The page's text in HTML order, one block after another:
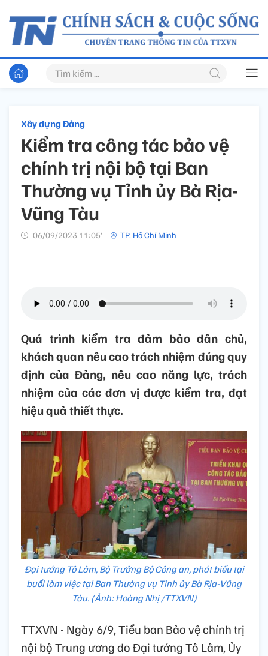
Xây dựng Đảng
Kiểm tra công tác bảo vệ
chính trị nội bộ tại Ban
Thường vụ Tỉnh ủy Bà Rịa-
Vũng Tàu
06/09/2023 11:05’ TP. Hồ Chí Minh
Quá trình kiểm tra đảm bảo dân chủ,
khách quan nêu cao trách nhiệm đúng quy
định của Đảng, nêu cao năng lực, trách
nhiệm của các đơn vị được kiểm tra, đạt
hiệu quả thiết thực.
Đại tướng Tô Lâm, Bộ Trưởng Bộ Công an, phát biểu tại
buổi làm việc tại Ban Thường vụ Tỉnh ủy Bà Rịa-Vũng
Tàu. (Ảnh: Hoàng Nhị /TTXVN)
TTXVN - Ngày 6/9, Tiểu ban Bảo vệ chính trị
nội bộ Trung ương do Đại tướng Tô Lâm, Ủy